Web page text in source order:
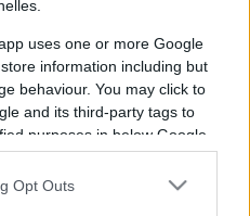
uses one or more Google
information including but
behaviour. You may click to
and its third-party tags to
purposes in below Google
Opt Outs
de MMA entreCage
samedi 20 juin 2026 à
la chaine